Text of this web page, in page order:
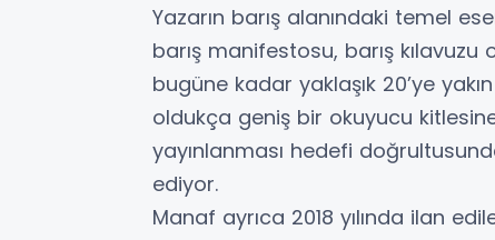
Yazarın barış alanındaki temel
barış manifestosu, barış
bugüne kadar yaklaşık 20’ye
oldukça geniş bir okuyucu
yayınlanması hedefi
ediyor.
Manaf ayrıca 2018 yılında ilan